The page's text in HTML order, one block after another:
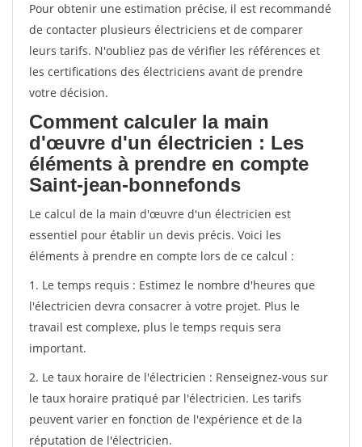
Pour obtenir une estimation précise, il est recommandé
de contacter plusieurs électriciens et de comparer
leurs tarifs. N'oubliez pas de vérifier les références et
les certifications des électriciens avant de prendre
votre décision.
Comment calculer la main
d'œuvre d'un électricien : Les
éléments à prendre en compte
Saint-jean-bonnefonds
Le calcul de la main d'œuvre d'un électricien est
essentiel pour établir un devis précis. Voici les
éléments à prendre en compte lors de ce calcul :
1. Le temps requis : Estimez le nombre d'heures que
l'électricien devra consacrer à votre projet. Plus le
travail est complexe, plus le temps requis sera
important.
2. Le taux horaire de l'électricien : Renseignez-vous sur
le taux horaire pratiqué par l'électricien. Les tarifs
peuvent varier en fonction de l'expérience et de la
réputation de l'électricien.